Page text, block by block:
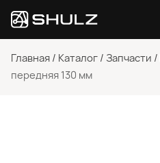
Главная / Каталог / Запчасти /
передняя 130 мм